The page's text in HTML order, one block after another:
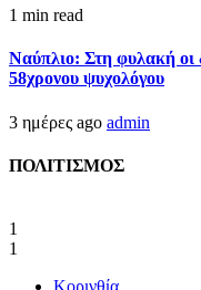
1 min read
Ναύπλιο: Στη φυλακή οι
58χρονου ψυχολόγου
3 ημέρες ago admin
ΠΟΛΙΤΙΣΜΟΣ
1
1